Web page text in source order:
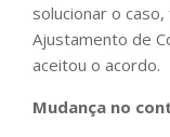
solucionar o
Ajustamento de
aceitou o acordo.
Mudança no